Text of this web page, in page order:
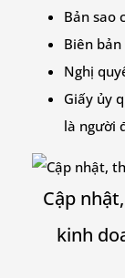
Bản sao
Biên bản
Nghị
Giấy ủy
là người
Cập
kinh